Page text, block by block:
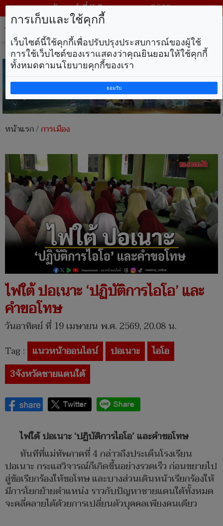
วันศุกร์ ที่ 7 สิงหาคม พ.ศ. 2569
หน้าแรก/การเมือง
ไฟใต้ ปอเนาะ ‘ปฏิบัติการไอโอ’ และ
คำขอโทษ
วันอาทิตย์ ที่ 19 เมษายน พ.ศ. 2569, 20.08 น.
Tag : แนวหน้าออนไลน์ ปอเนาะ
ไอโอ
3จังหวัดชายแดนใต้
ไฟใต้ ปอเนาะ ‘ปฏิบัติการไอโอ’ และคำขอโทษ
ทันทีที่แม่ทัพภาคที่ 4 กล่าวถึงประเด็นโรงเรียน
ปอเนาะ กระแสวิจารณ์ก็เกิดขึ้นอย่างรวดเร็ว ก่อนขยายไป
สู่ข้อเรียกร้องให้ขอโทษ และบางส่วนเดินหน้าเรียกร้องให้
มีการโยกย้ายตำแหน่ง ราวกับปัญหาชายแดนใต้ทั้งหมด
จะคลี่คลายได้ด้วยการเปลี่ยนตัวบุคคลเพียงคนเดียว
การเก็บและใช้คุกกี้
เว็บไซต์นี้ใช้คุกกี้เพื่อปรับปรุงประสบการณ์ของผู้ใช้
การใช้เว็บไซต์ของเราแสดงว่าคุณยินยอมให้ใช้คุกกี้
ทั้งหมดตามนโยบายคุกกี้ของเรา
ยอมรับ